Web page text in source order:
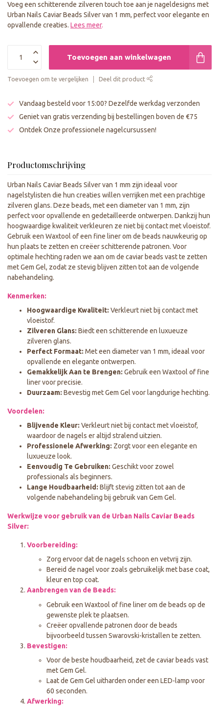
Voeg een schitterende zilveren touch toe aan je nageldesigns met
Urban Nails Caviar Beads Silver van 1 mm, perfect voor elegante en
opvallende creaties. Lees meer.
Toevoegen aan winkelwagen
Toevoegen om te vergelijken Deel dit product
Vandaag besteld voor 15:00? Dezelfde werkdag verzonden
Geniet van gratis verzending bij bestellingen boven de €75
Ontdek Onze professionele nagelcursussen!
Productomschrijving
Urban Nails Caviar Beads Silver van 1 mm zijn ideaal voor
nagelstylisten die hun creaties willen verrijken met een prachtige
zilveren glans. Deze beads, met een diameter van 1 mm, zijn
perfect voor opvallende en gedetailleerde ontwerpen. Dankzij hun
hoogwaardige kwaliteit verkleuren ze niet bij contact met vloeistof.
Gebruik een Waxtool of een fine liner om de beads nauwkeurig op
hun plaats te zetten en creëer schitterende patronen. Voor
optimale hechting raden we aan om de caviar beads vast te zetten
met Gem Gel, zodat ze stevig blijven zitten tot aan de volgende
nabehandeling.
Kenmerken:
Hoogwaardige Kwaliteit: Verkleurt niet bij contact met
vloeistof.
Zilveren Glans: Biedt een schitterende en luxueuze
zilveren glans.
Perfect Formaat: Met een diameter van 1 mm, ideaal voor
opvallende en elegante ontwerpen.
Gemakkelijk Aan te Brengen: Gebruik een Waxtool of fine
liner voor precisie.
Duurzaam: Bevestig met Gem Gel voor langdurige hechting.
Voordelen:
Blijvende Kleur: Verkleurt niet bij contact met vloeistof,
waardoor de nagels er altijd stralend uitzien.
Professionele Afwerking: Zorgt voor een elegante en
luxueuze look.
Eenvoudig Te Gebruiken: Geschikt voor zowel
professionals als beginners.
Lange Houdbaarheid: Blijft stevig zitten tot aan de
volgende nabehandeling bij gebruik van Gem Gel.
Werkwijze voor gebruik van de Urban Nails Caviar Beads
Silver:
Voorbereiding:
Zorg ervoor dat de nagels schoon en vetvrij zijn.
Bereid de nagel voor zoals gebruikelijk met base coat,
kleur en top coat.
Aanbrengen van de Beads:
Gebruik een Waxtool of fine liner om de beads op de
gewenste plek te plaatsen.
Creëer opvallende patronen door de beads
bijvoorbeeld tussen Swarovski-kristallen te zetten.
Bevestigen:
Voor de beste houdbaarheid, zet de caviar beads vast
met Gem Gel.
Laat de Gem Gel uitharden onder een LED-lamp voor
60 seconden.
Afwerking: